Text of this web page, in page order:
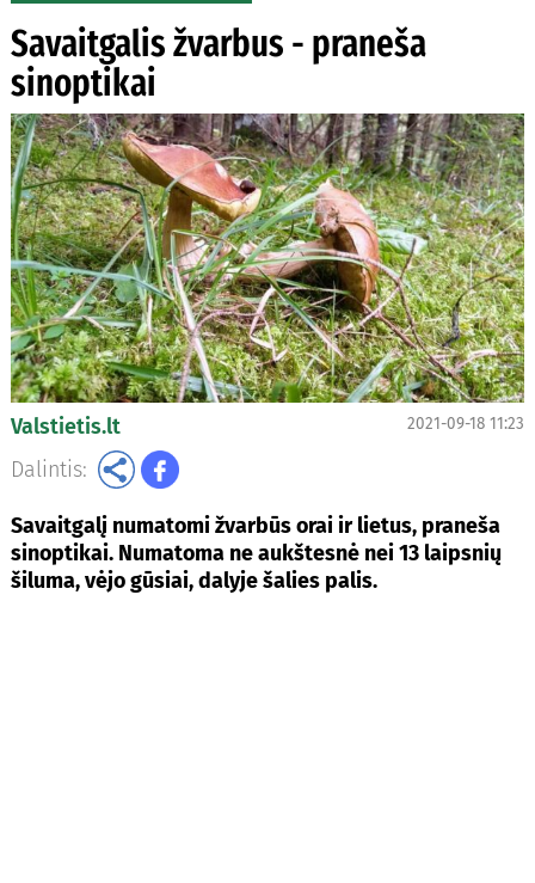
Savaitgalis žvarbus - praneša
sinoptikai
Valstietis.lt 2021-09-18 11:23
Dalintis:
Savaitgalį numatomi žvarbūs orai ir lietus, praneša
sinoptikai. Numatoma ne aukštesnė nei 13 laipsnių
šiluma, vėjo gūsiai, dalyje šalies palis.